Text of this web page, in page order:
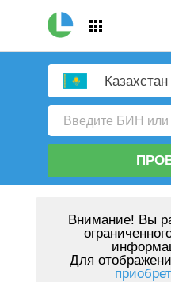
Казахстан
Внимание! Вы
Для